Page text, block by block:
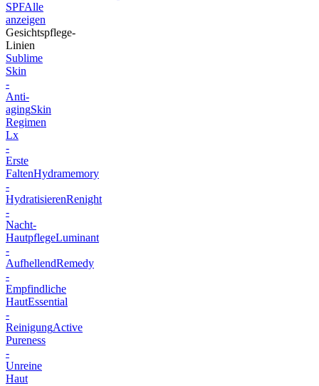
SPFAlle
anzeigen
Gesichtspflege-
Linien
Sublime
Skin
-
Anti-
agingSkin
Regimen
Lx
-
Erste
FaltenHydramemory
-
HydratisierenRenight
-
Nacht-
HautpflegeLuminant
-
AufhellendRemedy
-
Empfindliche
HautEssential
-
ReinigungActive
Pureness
-
Unreine
Haut